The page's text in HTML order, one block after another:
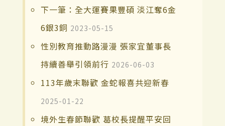
下一筆：全大運賽果豐碩 淡江奪6金
6銀3銅 2023-05-15
性別教育推動路漫漫 張家宜董事長
持續善舉引領前行 2026-06-03
113年歲末聯歡 金蛇報喜共迎新春
2025-01-22
境外生春節聯歡 葛校長提醒平安回